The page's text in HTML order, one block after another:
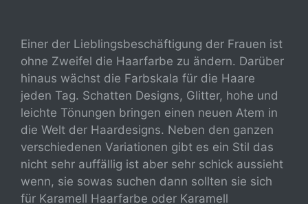
Einer der Lieblingsbeschäftigung der Frauen ist
ohne Zweifel die Haarfarbe zu ändern. Darüber
hinaus wächst die Farbskala für die Haare
jeden Tag. Schatten Designs, Glitter, hohe und
leichte Tönungen bringen einen neuen Atem in
die Welt der Haardesigns. Neben den ganzen
verschiedenen Variationen gibt es ein Stil das
nicht sehr auffällig ist aber sehr schick aussieht
wenn, sie sowas suchen dann sollten sie sich
für Karamell Haarfarbe oder Karamell